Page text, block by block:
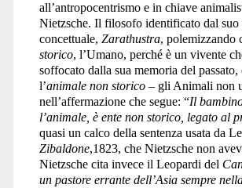
all’antropocentrismo e in chiave
Nietzsche. Il filosofo identificato dal suo
concettuale, Zarathustra, polemizzando
storico, l’Umano, perché è un vivente
soffocato dalla sua memoria del passato,
l’animale non storico– gli Animali non
nell’affermazione che segue: “Il
l’animale, è ente non storico, legato al
quasi un calco della sentenza usata da
Zibaldone,1823, che Nietzsche non
Nietzsche cita invece il Leopardi del
un pastore errante dell’Asia sempre